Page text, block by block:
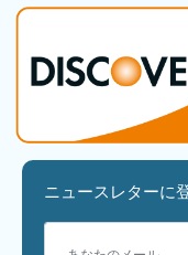
ニュースレターに